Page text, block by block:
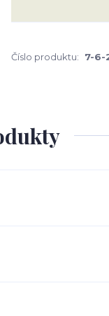
Číslo produktu: 7-6-